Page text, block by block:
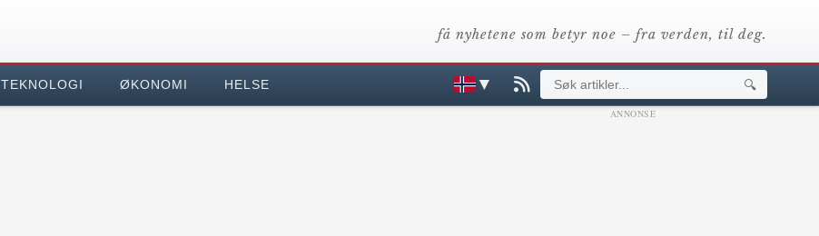
få nyhetene som betyr noe – fra verden, til deg.
TEKNOLOGI ØKONOMI HELSE ▼ 🔍
ANNONSE